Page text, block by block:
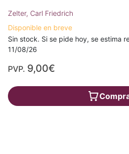
Zelter, Carl Friedrich
Disponible en breve
Sin stock. Si se pide hoy, se estima
11/08/26
PVP. 9,00€